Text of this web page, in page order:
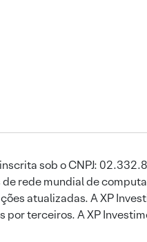
sob o CNPJ:
rede mundial de
atualizadas. A XP
terceiros. A XP